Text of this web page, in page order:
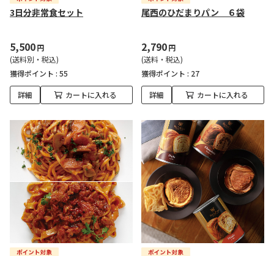
3日分非常食セット
5,500円
(送料別・税込)
獲得ポイント : 55
詳細 カートに入れる
尾西のひだまりパン ６袋
2,790円
(送料・税込)
獲得ポイント : 27
詳細 カートに入れる